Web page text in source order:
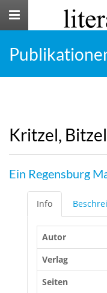
Toggle
Kritzel,
Ein Regensburg
Info
Autor
Verlag
Seiten